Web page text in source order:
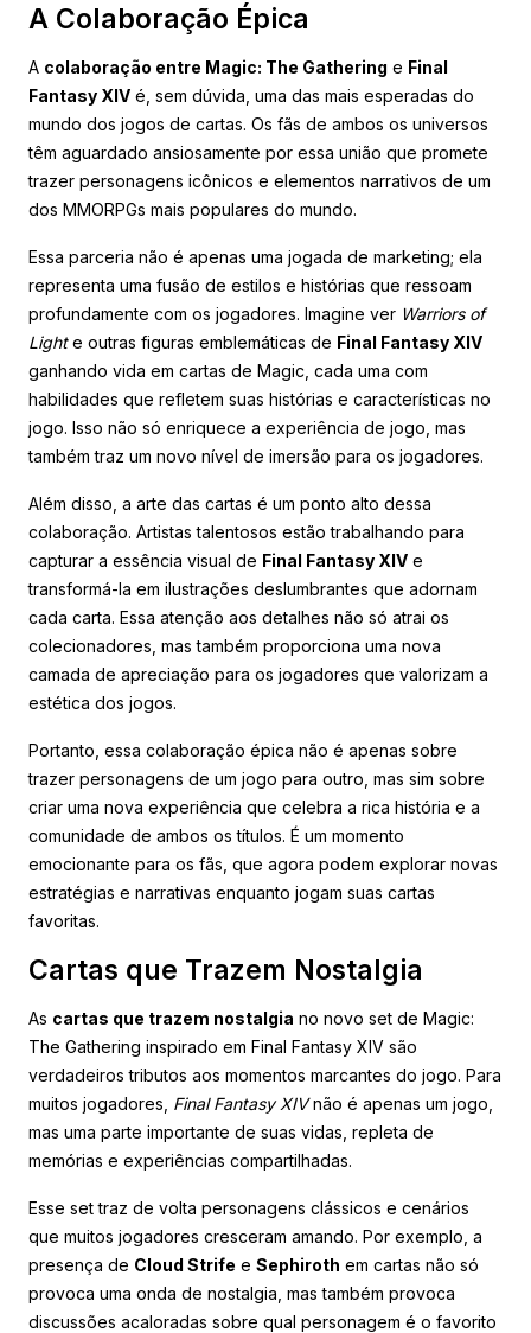
A Colaboração Épica
A colaboração entre Magic: The Gathering e Final
Fantasy XIV é, sem dúvida, uma das mais esperadas do
mundo dos jogos de cartas. Os fãs de ambos os universos
têm aguardado ansiosamente por essa união que promete
trazer personagens icônicos e elementos narrativos de um
dos MMORPGs mais populares do mundo.
Essa parceria não é apenas uma jogada de marketing; ela
representa uma fusão de estilos e histórias que ressoam
profundamente com os jogadores. Imagine ver Warriors of
Lighte outras figuras emblemáticas de Final Fantasy XIV
ganhando vida em cartas de Magic, cada uma com
habilidades que refletem suas histórias e características no
jogo. Isso não só enriquece a experiência de jogo, mas
também traz um novo nível de imersão para os jogadores.
Além disso, a arte das cartas é um ponto alto dessa
colaboração. Artistas talentosos estão trabalhando para
capturar a essência visual de Final Fantasy XIV e
transformá-la em ilustrações deslumbrantes que adornam
cada carta. Essa atenção aos detalhes não só atrai os
colecionadores, mas também proporciona uma nova
camada de apreciação para os jogadores que valorizam a
estética dos jogos.
Portanto, essa colaboração épica não é apenas sobre
trazer personagens de um jogo para outro, mas sim sobre
criar uma nova experiência que celebra a rica história e a
comunidade de ambos os títulos. É um momento
emocionante para os fãs, que agora podem explorar novas
estratégias e narrativas enquanto jogam suas cartas
favoritas.
Cartas que Trazem Nostalgia
As cartas que trazem nostalgia no novo set de Magic:
The Gathering inspirado em Final Fantasy XIV são
verdadeiros tributos aos momentos marcantes do jogo. Para
muitos jogadores, Final Fantasy XIVnão é apenas um jogo,
mas uma parte importante de suas vidas, repleta de
memórias e experiências compartilhadas.
Esse set traz de volta personagens clássicos e cenários
que muitos jogadores cresceram amando. Por exemplo, a
presença de Cloud Strife e Sephiroth em cartas não só
provoca uma onda de nostalgia, mas também provoca
discussões acaloradas sobre qual personagem é o favorito